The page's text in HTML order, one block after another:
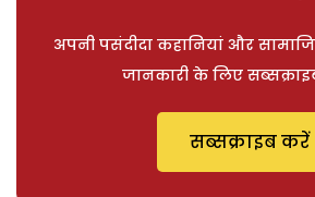
अपनी पसंदीदा कहानियां और
जानकारी के लिए
सब्सक्राइब करें